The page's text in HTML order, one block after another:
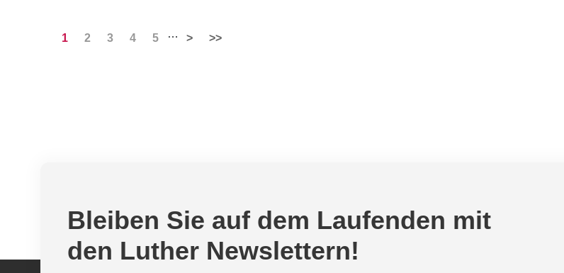
1 2 3 4 5 … > >>
Bleiben Sie auf dem Laufenden mit
den Luther Newslettern!